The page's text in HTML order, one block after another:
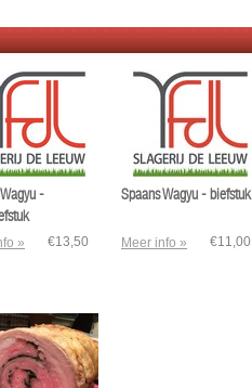
-
» €13,50
Spaans Wagyu - biefstuk
Meer info » €11,00